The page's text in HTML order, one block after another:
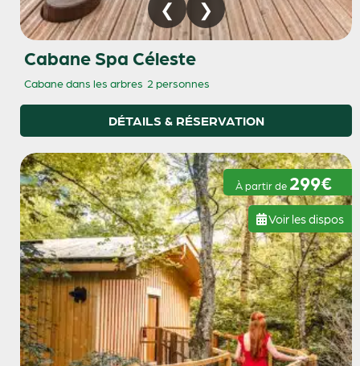
Cabane Spa Céleste
Cabane dans les arbres 2 personnes
DÉTAILS & RÉSERVATION
À partir de 299€
Voir les dispos